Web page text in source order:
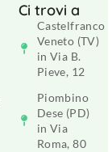
Ci trovi a
Castelfranco
Veneto (TV)
in Via B.
Pieve, 12
Piombino
Dese (PD)
in Via
Roma, 80